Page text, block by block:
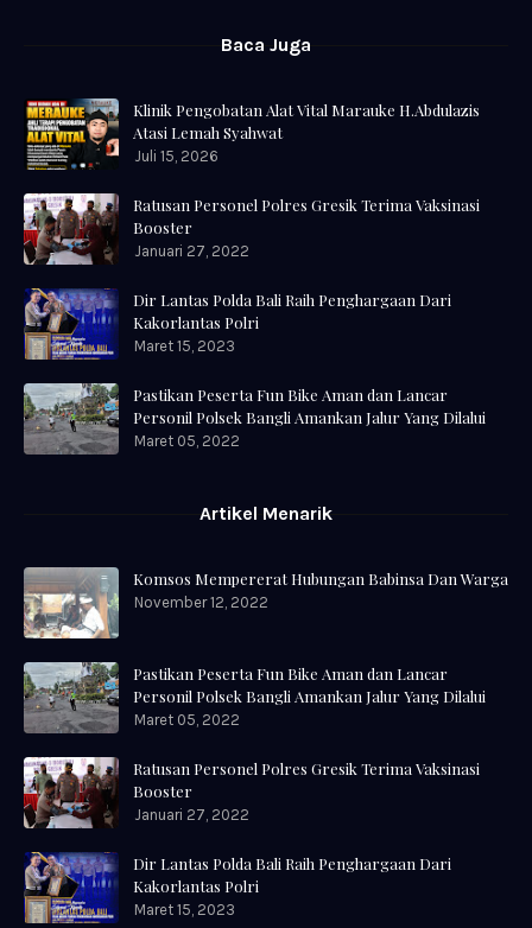
Baca Juga
Klinik Pengobatan Alat Vital Marauke H.Abdulazis
Atasi Lemah Syahwat
Juli 15, 2026
Ratusan Personel Polres Gresik Terima Vaksinasi
Booster
Januari 27, 2022
Dir Lantas Polda Bali Raih Penghargaan Dari
Kakorlantas Polri
Maret 15, 2023
Pastikan Peserta Fun Bike Aman dan Lancar
Personil Polsek Bangli Amankan Jalur Yang Dilalui
Maret 05, 2022
Artikel Menarik
Komsos Mempererat Hubungan Babinsa Dan Warga
November 12, 2022
Pastikan Peserta Fun Bike Aman dan Lancar
Personil Polsek Bangli Amankan Jalur Yang Dilalui
Maret 05, 2022
Ratusan Personel Polres Gresik Terima Vaksinasi
Booster
Januari 27, 2022
Dir Lantas Polda Bali Raih Penghargaan Dari
Kakorlantas Polri
Maret 15, 2023